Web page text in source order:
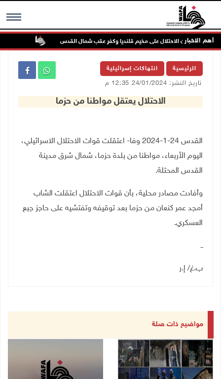
MENU أهم الاخبار
الرئيسية انتهاكات إسرائيلية
تاريخ النشر: 24/01/2024 12:35 م
الاحتلال يعتقل مواطنا من حزما
القدس 24-1-2024 وفا- اعتقلت قوات الاحتلال الاسرائيلي،
اليوم الأربعاء، مواطنا من بلدة حزما، شمال شرق مدينة
القدس المحتلة.
وأفادت مصادر محلية، بأن قوات الاحتلال اعتقلت الشاب
أمجد عمر كنعان من حزما بعد توقيفه وتفتشيه على حاجز جبع
العسكري.
ــ
ب.غ/ إ.ر
مواضيع ذات صلة